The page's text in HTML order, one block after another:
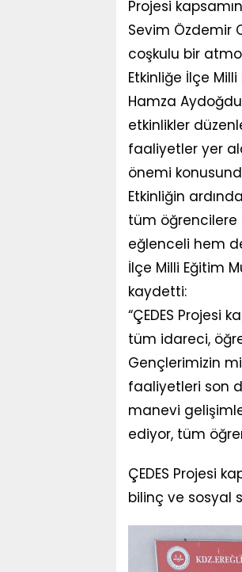
Projesi
Sevim Özdemir
coşkulu bir
Etkinliğe İlçe
Hamza
etkinlikler
faaliyetler yer
önemi
Etkinliğin
tüm öğrencilere
eğlenceli hem
İlçe Milli Eğitim
kaydetti:
“ÇEDES Projesi
tüm idareci,
Gençlerimizin
faaliyetleri son
manevi
ediyor, tüm
ÇEDES Projesi
bilinç ve sosyal